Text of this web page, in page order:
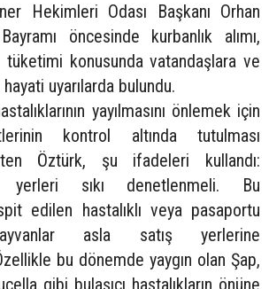
Hekimleri Odası Başkanı Orhan
öncesinde kurbanlık alımı,
konusunda vatandaşlara ve
uyarılarda bulundu.
yayılmasını önlemek için
kontrol altında tutulması
Öztürk, şu ifadeleri kullandı:
yerleri sıkı denetlenmeli. Bu
edilen hastalıklı veya pasaportu
asla satış yerlerine
bu dönemde yaygın olan Şap,
gibi bulaşıcı hastalıkların önüne